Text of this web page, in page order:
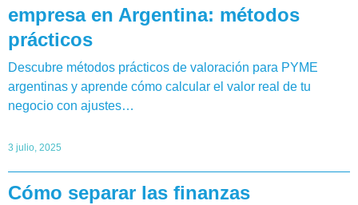
empresa en Argentina: métodos
prácticos
Descubre métodos prácticos de valoración para PYME
argentinas y aprende cómo calcular el valor real de tu
negocio con ajustes…
3 julio, 2025
Cómo separar las finanzas